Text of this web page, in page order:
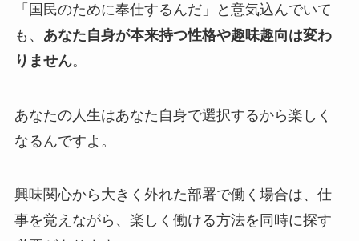
「国民のために奉仕するんだ」と意気込んでいて
も、 あなた自身が本来持つ性格や趣味趣向は変わ
りません。
あなたの人生はあなた自身で選択するから楽しく
なるんですよ。
興味関心から大きく外れた部署で働く場合は、仕
事を覚えながら、楽しく働ける方法を同時に探す